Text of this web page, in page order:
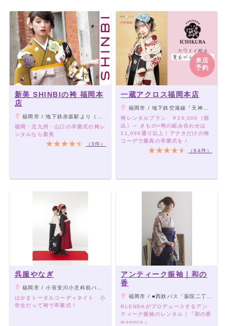
新美 SHINBIの袴 福岡本
店
福岡市 / 地下鉄赤坂駅より（徒歩約5分）
福岡・北九州・山口の卒業式の袴レ
ンタルなら新美
（3件）
来店
予約
一蔵アクロス福岡本店
福岡市 / 地下鉄空港線「天神駅」から徒歩5分、地下鉄七隈線「天神南駅」から徒歩7分、「西鉄福岡天神駅」から徒歩10分
袴レンタルプラン ￥20,000（税
込）～ きもの×袴の組み合わせは
21,000通り以上！アナタだけの袴
コーデで最高の卒業式を！
（64件）
呉服やなぎ
福岡市 / 小笹安川小児科前バス停（56.57.58.）徒歩1分/小笹郵便局前バス停（54.54-1.59.69.69-1）徒歩2分
はかまトータルコーディネイト 小
学生だって袴で卒業式！
アンティーク振袖｜和の
香
福岡市 / ■西鉄バス「薬院二丁目」下車 徒歩1分 ■地下鉄七隈線「薬院大通り駅」下車 徒歩約4分 ■天神駅より徒歩約10分 ■博多駅よりバスにて約20〜30分
BLENDAがプロデュースするアン
ティーク振袖のレンタル｜「和の香
wanoca」